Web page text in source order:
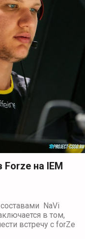
Forze на IEM
NaVi
в том,
встречу с forZe